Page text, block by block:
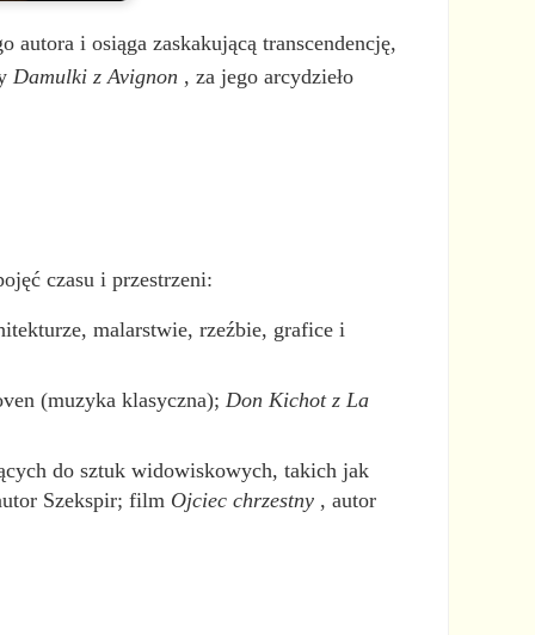
autora i osiąga zaskakującą transcendencję,
Damulki z Avignon , za jego arcydzieło
czasu i przestrzeni:
malarstwie, rzeźbie, grafice i
(muzyka klasyczna); Don Kichot z La
do sztuk widowiskowych, takich jak
Szekspir; film Ojciec chrzestny, autor